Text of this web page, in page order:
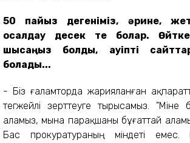
50 пайыз дегеніміз, әрине,
осалдау десек те болар.
шықсаңыз болды, қауіпті
болады...
- Біз ғаламторда жарияланған
тегжейлі зерттеуге тырысамыз.
аламыз, мына парақшаны бұғаттай
Бас прокуратураның міндеті емес.